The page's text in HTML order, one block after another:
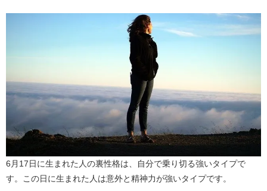
6月17日に生まれた人の裏性格は、自分で乗り切る強いタイプで
す。この日に生まれた人は意外と精神力が強いタイプです。